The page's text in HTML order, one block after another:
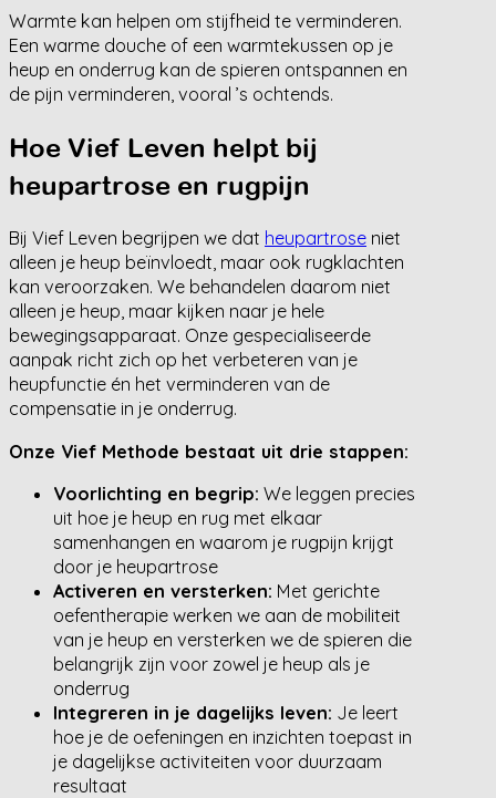
Warmte kan helpen om stijfheid te verminderen.
Een warme douche of een warmtekussen op je
heup en onderrug kan de spieren ontspannen en
de pijn verminderen, vooral ’s ochtends.
Hoe Vief Leven helpt bij
heupartrose en rugpijn
Bij Vief Leven begrijpen we dat heupartrose niet
alleen je heup beïnvloedt, maar ook rugklachten
kan veroorzaken. We behandelen daarom niet
alleen je heup, maar kijken naar je hele
bewegingsapparaat. Onze gespecialiseerde
aanpak richt zich op het verbeteren van je
heupfunctie én het verminderen van de
compensatie in je onderrug.
Onze Vief Methode bestaat uit drie stappen:
Voorlichting en begrip: We leggen precies
uit hoe je heup en rug met elkaar
samenhangen en waarom je rugpijn krijgt
door je heupartrose
Activeren en versterken: Met gerichte
oefentherapie werken we aan de mobiliteit
van je heup en versterken we de spieren die
belangrijk zijn voor zowel je heup als je
onderrug
Integreren in je dagelijks leven: Je leert
hoe je de oefeningen en inzichten toepast in
je dagelijkse activiteiten voor duurzaam
resultaat